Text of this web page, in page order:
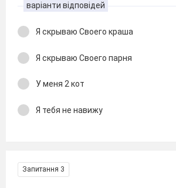
варіанти відповідей
Я скрываю Своего краша
Я скрываю Своего парня
У меня 2 кот
Я тебя не навижу
Запитання 3